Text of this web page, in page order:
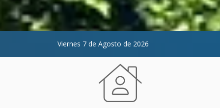
Viernes 7 de Agosto de 2026